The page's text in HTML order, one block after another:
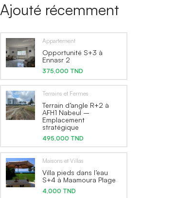
Ajouté récemment
Appartement
Opportunité S+3 à
Ennasr 2
375,000 TND
Terrains et Fermes
Terrain d’angle R+2 à
AFH1 Nabeul –
Emplacement
stratégique
495,000 TND
Maisons et Villas
Villa pieds dans l’eau
S+4 à Maamoura Plage
4,000 TND